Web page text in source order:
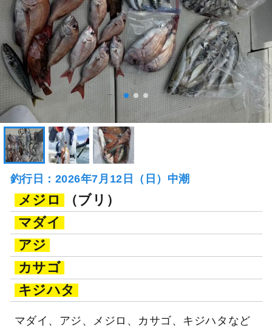
釣行日：2026年7月12日（日）中潮
メジロ
（ブリ）
マダイ
アジ
カサゴ
キジハタ
マダイ、アジ、メジロ、カサゴ、キジハタなど